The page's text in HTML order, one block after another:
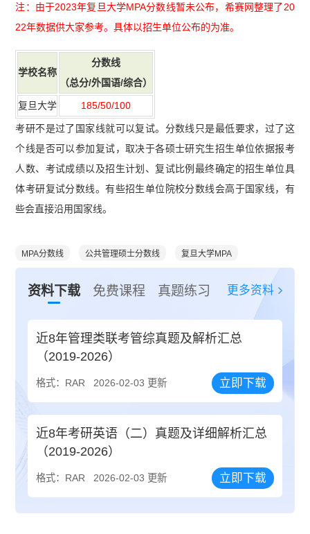
注：由于2023年复旦大学MPA分数线暂未公布，希赛网整理了20
22年数据供大家参考。具体以招生单位公布的为准。
学校名称
分数线
（总分/外国语/综合）
复旦大学 185/50/100
考研不是过了国家线就可以复试。分数线只是最低要求，过了这
个线是否可以参加复试，取决于各硕士研究生招生单位依据报考
人数、考试成绩以及招生计划、复试比例最终确定的招生单位具
体考研复试分数线。有些招生单位院校分数线会高于国家线，有
些会直接沿用国家线。
MPA分数线 公共管理硕士分数线 复旦大学MPA
资料下载 免费课程 真题练习 更多资料
近8年管理类联考管综真题及解析汇总
（2019-2026）
格式：RAR 2026-02-03 更新 立即下载
近8年考研英语（二）真题及详细解析汇总
（2019-2026）
格式：RAR 2026-02-03 更新 立即下载